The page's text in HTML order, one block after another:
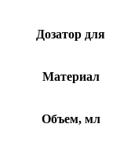
Дозатор для
Материал
Объем, мл